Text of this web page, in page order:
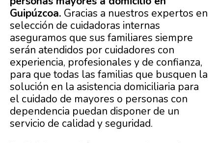
Guipúzcoa. Gracias a nuestros expertos en
selección de cuidadoras internas
aseguramos que sus familiares siempre
serán atendidos por cuidadores con
experiencia, profesionales y de confianza,
para que todas las familias que busquen la
solución en la asistencia domiciliaria para
el cuidado de mayores o personas con
dependencia puedan disponer de un
servicio de calidad y seguridad.